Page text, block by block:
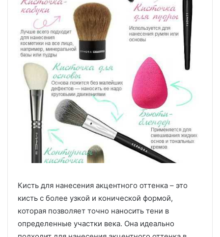
Кисть для нанесения акцентного оттенка – это
кисть с более узкой и конической формой,
которая позволяет точно наносить тени в
определенные участки века. Она идеально